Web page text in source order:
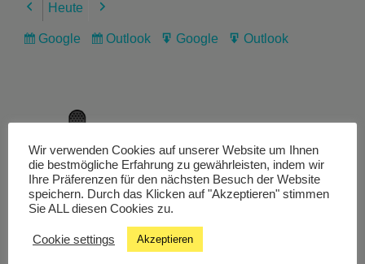
Previous
Heute Next
Subscribe
Google
Subscribe
Outlook
Export
Google
Export
Outlook
Livestream
Studiochat
Wir verwenden Cookies auf unserer Website um Ihnen
die bestmögliche Erfahrung zu gewährleisten, indem wir
Ihre Präferenzen für den nächsten Besuch der Website
speichern. Durch das Klicken auf "Akzeptieren" stimmen
Sie ALL diesen Cookies zu.
Cookie settings Akzeptieren